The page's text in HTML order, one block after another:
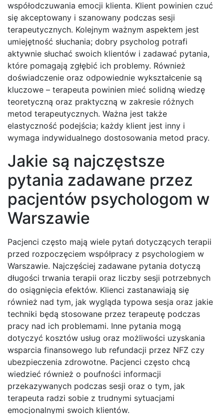
współodczuwania emocji klienta. Klient powinien czuć
się akceptowany i szanowany podczas sesji
terapeutycznych. Kolejnym ważnym aspektem jest
umiejętność słuchania; dobry psycholog potrafi
aktywnie słuchać swoich klientów i zadawać pytania,
które pomagają zgłębić ich problemy. Również
doświadczenie oraz odpowiednie wykształcenie są
kluczowe – terapeuta powinien mieć solidną wiedzę
teoretyczną oraz praktyczną w zakresie różnych
metod terapeutycznych. Ważna jest także
elastyczność podejścia; każdy klient jest inny i
wymaga indywidualnego dostosowania metod pracy.
Jakie są najczęstsze
pytania zadawane przez
pacjentów psychologom w
Warszawie
Pacjenci często mają wiele pytań dotyczących terapii
przed rozpoczęciem współpracy z psychologiem w
Warszawie. Najczęściej zadawane pytania dotyczą
długości trwania terapii oraz liczby sesji potrzebnych
do osiągnięcia efektów. Klienci zastanawiają się
również nad tym, jak wygląda typowa sesja oraz jakie
techniki będą stosowane przez terapeutę podczas
pracy nad ich problemami. Inne pytania mogą
dotyczyć kosztów usług oraz możliwości uzyskania
wsparcia finansowego lub refundacji przez NFZ czy
ubezpieczenia zdrowotne. Pacjenci często chcą
wiedzieć również o poufności informacji
przekazywanych podczas sesji oraz o tym, jak
terapeuta radzi sobie z trudnymi sytuacjami
emocjonalnymi swoich klientów.